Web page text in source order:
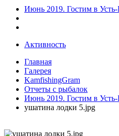
Июнь 2019. Гостим в
Активность
Главная
Галерея
KamfishingGram
Отчеты с рыбалок
Июнь 2019. Гостим в
ушатина лодки 5.jpg